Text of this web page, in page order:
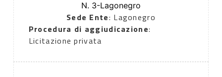
N. 3-Lagonegro
Sede Ente: Lagonegro
Procedura di aggiudicazione:
Licitazione privata